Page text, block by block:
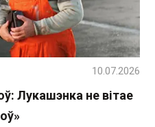
Лукашэнка не вітае
10.07.2026